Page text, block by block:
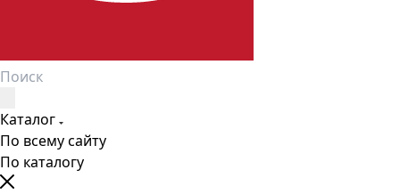
Каталог
По всему сайту
По каталогу